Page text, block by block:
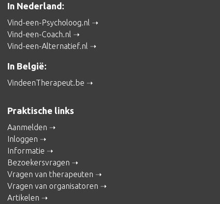
In Nederland:
Vind-een-Psycholoog.nl
Vind-een-Coach.nl
Vind-een-Alternatief.nl
In België:
VindeenTherapeut.be
Praktische links
Aanmelden
Inloggen
Informatie
Bezoekersvragen
Vragen van therapeuten
Vragen van organisatoren
Artikelen